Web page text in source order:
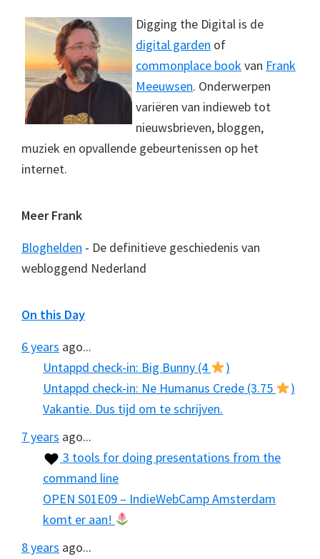
Digging the Digital is de
digital garden of
commonplace bookvan Frank
Meeuwsen. Onderwerpen
variëren van indieweb tot
nieuwsbrieven, bloggen,
muziek en opvallende gebeurtenissen op het
internet.
Meer Frank
Bloghelden - De definitieve geschiedenis van
webloggend Nederland
On this Day
6 years ago...
Untappd check-in: Big Bunny (4
)
Untappd check-in: Ne Humanus Crede (3.75
)
Vakantie. Dus tijd om te schrijven.
7 years ago...
3 tools for doing presentations from the
command line
OPEN S01E09 – IndieWebCamp Amsterdam
komt er aan!
8 years ago...